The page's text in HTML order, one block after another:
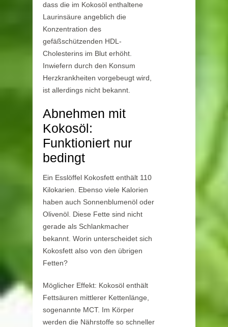
dass die im Kokosöl enthaltene
Laurinsäure angeblich die
Konzentration des
gefäßschützenden HDL-
Cholesterins im Blut erhöht.
Inwiefern durch den Konsum
Herzkrankheiten vorgebeugt wird,
ist allerdings nicht bekannt.
Abnehmen mit
Kokosöl:
Funktioniert nur
bedingt
Ein Esslöffel Kokosfett enthält 110
Kilokarien. Ebenso viele Kalorien
haben auch Sonnenblumenöl oder
Olivenöl. Diese Fette sind nicht
gerade als Schlankmacher
bekannt. Worin unterscheidet sich
Kokosfett also von den übrigen
Fetten?
Möglicher Effekt: Kokosöl enthält
Fettsäuren mittlerer Kettenlänge,
sogenannte MCT. Im Körper
werden die Nährstoffe so schneller